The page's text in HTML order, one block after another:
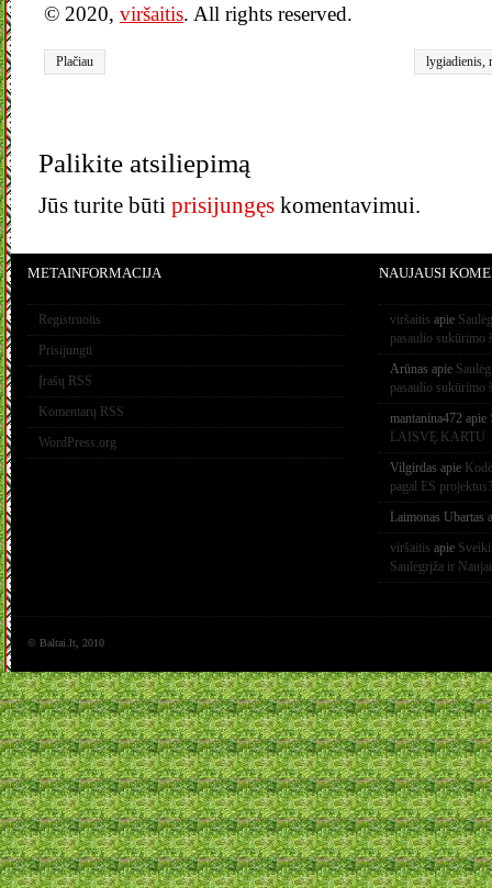
© 2020, viršaitis. All rights reserved.
Plačiau lygiadienis,
Palikite atsiliepimą
Jūs turite būti prisijungęs komentavimui.
METAINFORMACIJA
Registruotis
Prisijungti
Įrašų RSS
Komentarų RSS
WordPress.org
NAUJAUSI
viršaitis apie
pasaulio sukūrimo
Arūnas apie
pasaulio sukūrimo
mantanina472 apie
LAISVĘ KARTU
Vilgirdas apie
pagal ES projektus?
Laimonas Ubartas
viršaitis apie
Saulėgrįža ir
© Baltai.lt, 2010